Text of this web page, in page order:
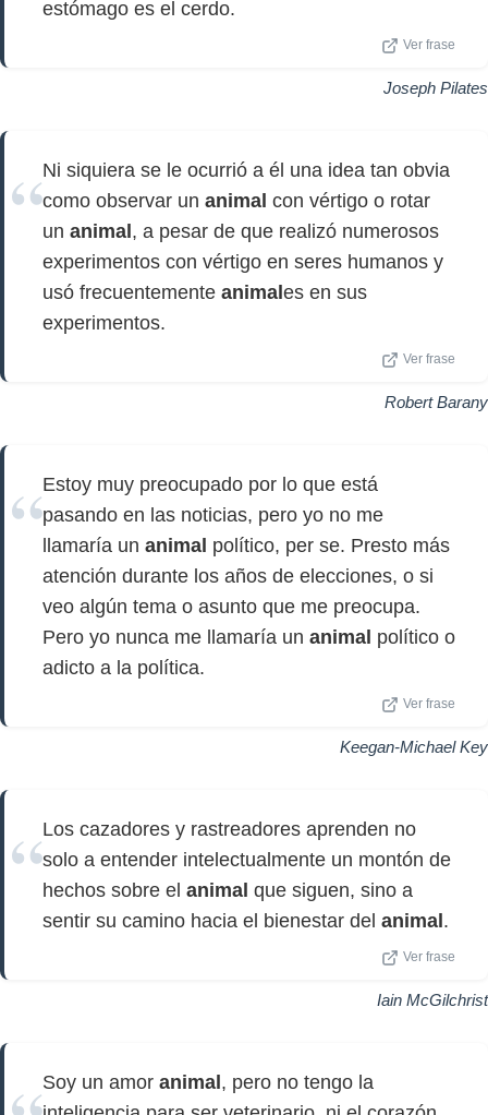
estómago es el cerdo.
Ver frase
Joseph Pilates
Ni siquiera se le ocurrió a él una idea tan obvia
como observar un animal con vértigo o rotar
un animal , a pesar de que realizó numerosos
experimentos con vértigo en seres humanos y
usó frecuentemente animal es en sus
experimentos.
Ver frase
Robert Barany
Estoy muy preocupado por lo que está
pasando en las noticias, pero yo no me
llamaría un animal político, per se. Presto más
atención durante los años de elecciones, o si
veo algún tema o asunto que me preocupa.
Pero yo nunca me llamaría un animal político o
adicto a la política.
Ver frase
Keegan-Michael Key
Los cazadores y rastreadores aprenden no
solo a entender intelectualmente un montón de
hechos sobre el animal que siguen, sino a
sentir su camino hacia el bienestar del animal .
Ver frase
Iain McGilchrist
Soy un amor animal , pero no tengo la